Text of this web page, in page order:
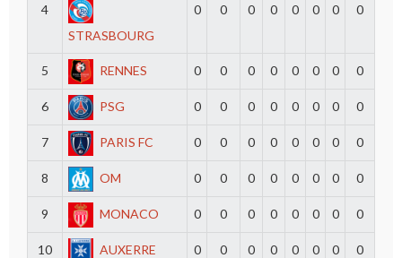
4
STRASBOURG
0 0 0 0 0 0 0 0
5 RENNES 0 0 0 0 0 0 0 0
6 PSG 0 0 0 0 0 0 0 0
7 PARIS FC 0 0 0 0 0 0 0 0
8 OM 0 0 0 0 0 0 0 0
9 MONACO 0 0 0 0 0 0 0 0
10 AUXERRE 0 0 0 0 0 0 0 0